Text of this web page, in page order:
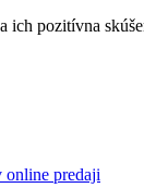
pozitívna
predaji